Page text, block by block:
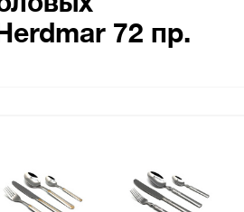
72 пр.